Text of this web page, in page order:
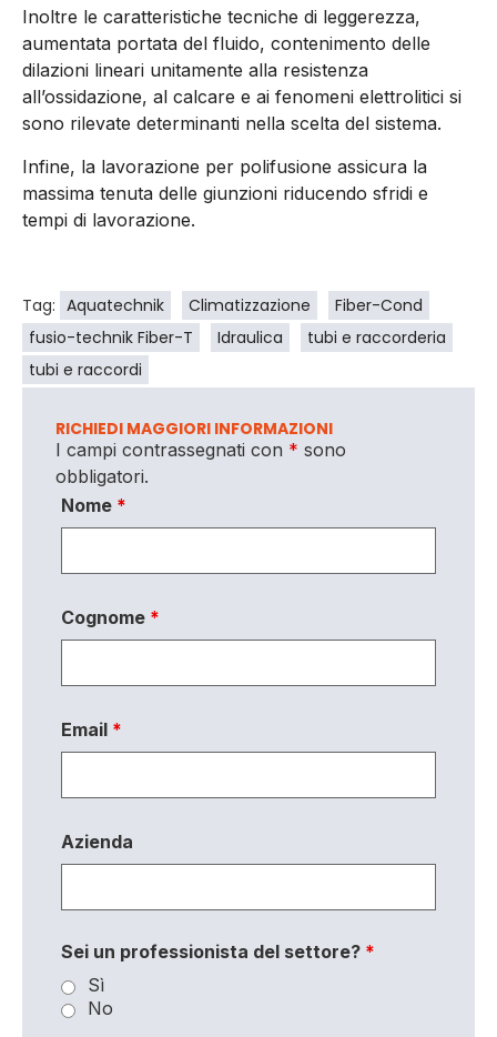
Inoltre le caratteristiche tecniche di leggerezza,
aumentata portata del fluido, contenimento delle
dilazioni lineari unitamente alla resistenza
all’ossidazione, al calcare e ai fenomeni elettrolitici si
sono rilevate determinanti nella scelta del sistema.
Infine, la lavorazione per polifusione assicura la
massima tenuta delle giunzioni riducendo sfridi e
tempi di lavorazione.
Tag: Aquatechnik Climatizzazione
Fiber-Cond
fusio-technik Fiber-T
Idraulica
tubi e raccorderia
tubi e raccordi
RICHIEDI MAGGIORI INFORMAZIONI
I campi contrassegnati con * sono
obbligatori.
Nome *
Cognome *
Email *
Azienda
Sei un professionista del settore? *
Sì
No